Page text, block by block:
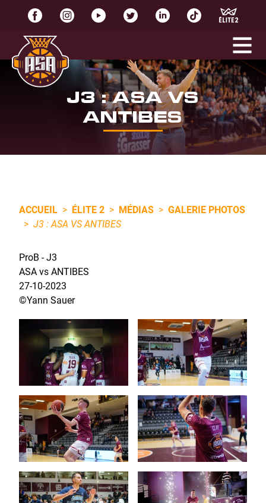
J3 : ASA VS
ANTIBES
ACCUEIL > ÉLITE 2 > MÉDIAS > GALERIE PHOTOS
> J3 : ASA VS ANTIBES
ProB - J3
ASA vs ANTIBES
27-10-2023
©Yann Sauer